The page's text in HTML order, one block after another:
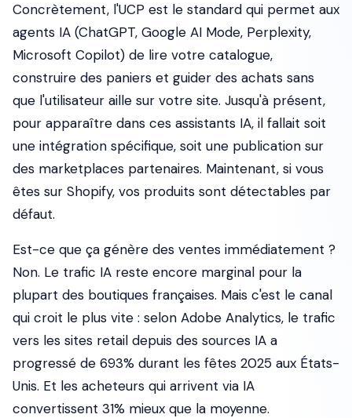
Concrètement, l'UCP est le standard qui permet aux
agents IA (ChatGPT, Google AI Mode, Perplexity,
Microsoft Copilot) de lire votre catalogue,
construire des paniers et guider des achats sans
que l'utilisateur aille sur votre site. Jusqu'à présent,
pour apparaître dans ces assistants IA, il fallait soit
une intégration spécifique, soit une publication sur
des marketplaces partenaires. Maintenant, si vous
êtes sur Shopify, vos produits sont détectables par
défaut.
Est-ce que ça génère des ventes immédiatement ?
Non. Le trafic IA reste encore marginal pour la
plupart des boutiques françaises. Mais c'est le canal
qui croit le plus vite : selon Adobe Analytics, le trafic
vers les sites retail depuis des sources IA a
progressé de 693% durant les fêtes 2025 aux États-
Unis. Et les acheteurs qui arrivent via IA
convertissent 31% mieux que la moyenne.